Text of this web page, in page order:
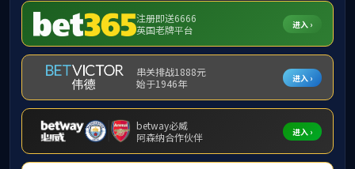
首页 关闭此页